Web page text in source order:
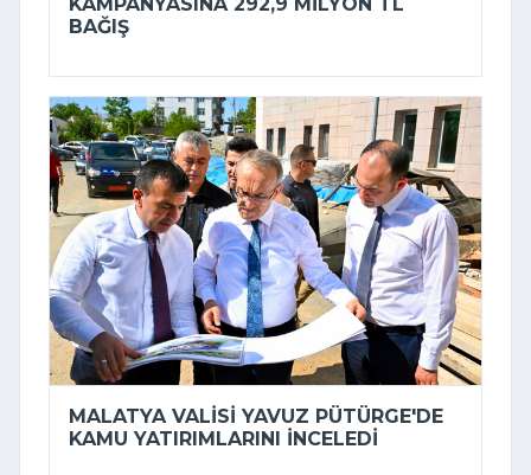
KAMPANYASINA 292,9 MILYON TL
BAĞIŞ
MALATYA VALISI YAVUZ PÜTÜRGE'DE
KAMU YATIRIMLARINI INCELEDI